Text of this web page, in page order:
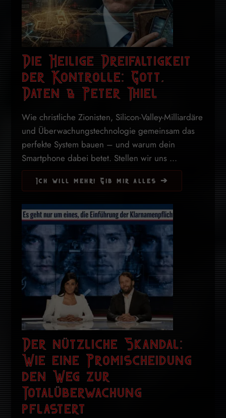
Die Heilige Dreifaltigkeit
der Kontrolle: Gott,
Daten & Peter Thiel
Wie christliche Zionisten, Silicon-Valley-Milliardäre
und Überwachungstechnologie gemeinsam das
perfekte System bauen – und warum dein
Smartphone dabei betet. Stellen wir uns ...
Ich will mehr! Gib mir alles ➔
Der nützliche Skandal:
Wie eine Promischeidung
den Weg zur
Totalüberwachung
pflastert